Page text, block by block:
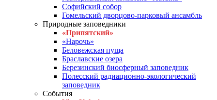
Софийский собор
Гомельский дворцово-парковый ансамбль
Природные заповедники
«Припятский»
«Нарочь»
Беловежская пуща
Браславские озера
Березинский биосферный заповедник
Полесский радиационно-экологический
заповедник
События